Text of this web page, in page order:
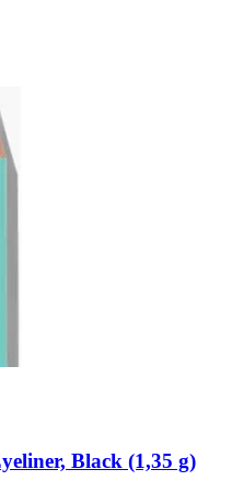
Black (1,35 g)